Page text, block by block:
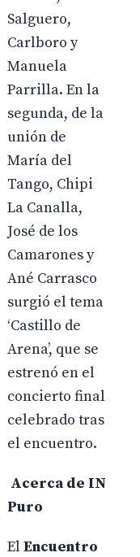
Salguero,
Carlboro y
Manuela
Parrilla. En la
segunda, de la
unión de
María del
Tango, Chipi
La Canalla,
José de los
Camarones y
Ané Carrasco
surgió el tema
‘Castillo de
Arena’, que se
estrenó en el
concierto final
celebrado tras
el encuentro.
Acerca de IN
Puro
El Encuentro